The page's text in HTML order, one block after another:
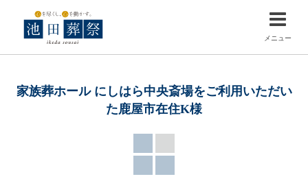
メニュー
家族葬ホール にしはら中央斎場をご利用いただい
た鹿屋市在住K様